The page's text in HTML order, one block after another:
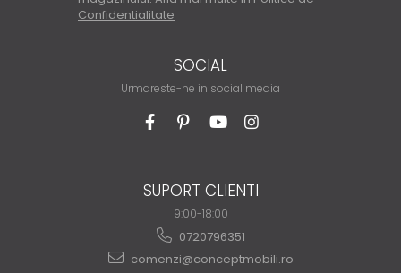
Confidentialitate
SOCIAL
Urmareste-ne in social media
SUPORT CLIENTI
9:00-18:00
0720796351
comenzi@conceptmobili.ro